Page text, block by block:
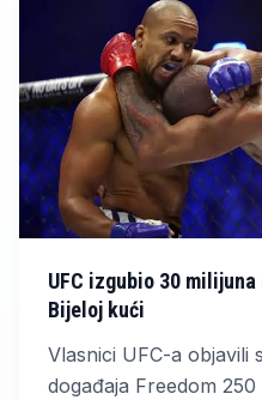
UFC izgubio 30
Bijeloj kući
Vlasnici UFC-a objavili
događaja Freedom